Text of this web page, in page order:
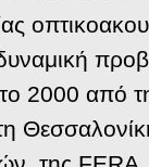
2000 από